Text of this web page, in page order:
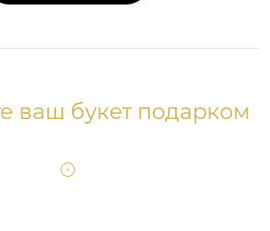
ваш букет подарком